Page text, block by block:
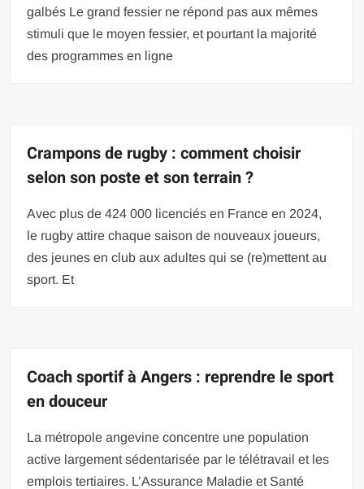
galbés Le grand fessier ne répond pas aux mêmes
stimuli que le moyen fessier, et pourtant la majorité
des programmes en ligne
Crampons de rugby : comment choisir
selon son poste et son terrain ?
Avec plus de 424 000 licenciés en France en 2024,
le rugby attire chaque saison de nouveaux joueurs,
des jeunes en club aux adultes qui se (re)mettent au
sport. Et
Coach sportif à Angers : reprendre le sport
en douceur
La métropole angevine concentre une population
active largement sédentarisée par le télétravail et les
emplois tertiaires. L’Assurance Maladie et Santé